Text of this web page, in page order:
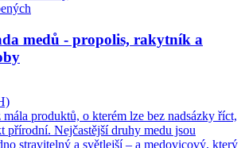
medů - propolis, rakytník a
produktů, o kterém lze bez nadsázky říct,
přírodní. Nejčastější druhy medu jsou
stravitelný a světlejší – a medovicový, který